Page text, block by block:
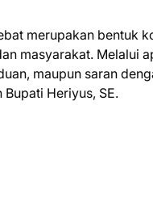
merupakan bentuk
masyarakat. Melalui
maupun saran
Heriyus, SE.